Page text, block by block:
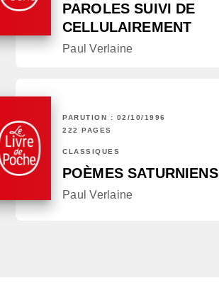
PAROLES SUIVI DE
CELLULAIREMENT
Paul Verlaine
PARUTION : 02/10/1996
222 PAGES
CLASSIQUES
POÈMES SATURNIENS
Paul Verlaine